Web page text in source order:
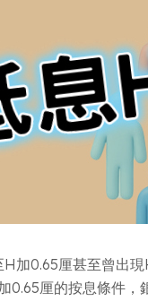
加0.65厘甚至曾出
0.65厘的按息條件